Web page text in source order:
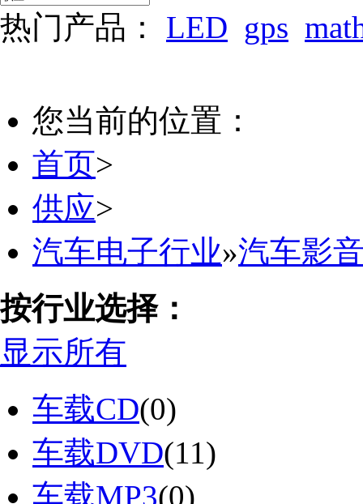
热门产品： LED gps
您当前的位置：
首页>
供应>
汽车电子行业»汽车影
按行业选择：
显示所有
车载CD(0)
车载DVD(11)
车载MP3(0)